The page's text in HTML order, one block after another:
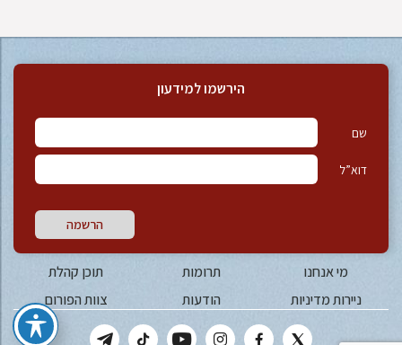
הירשמו למידעון
שם
דוא”ל
הרשמה
מי אנחנו תרומות
תוכן קהלת
ניירות מדיניות
הודעות צוות הפורום